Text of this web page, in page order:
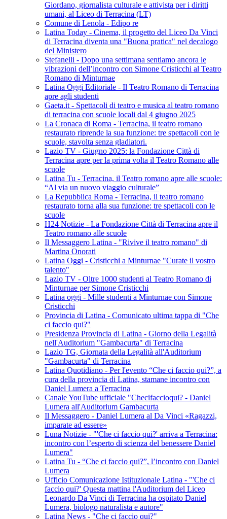
Giordano, giornalista culturale e attivista per i diritti
umani, al Liceo di Terracina (LT)
Comune di Lenola - Edipo re
Latina Today - Cinema, il progetto del Liceo Da Vinci
di Terracina diventa una "Buona pratica" nel decalogo
del Ministero
Stefanelli - Dopo una settimana sentiamo ancora le
vibrazioni dell’incontro con Simone Cristicchi al Teatro
Romano di Minturnae
Latina Oggi Editoriale - Il Teatro Romano di Terracina
apre agli studenti
Gaeta.it - Spettacoli di teatro e musica al teatro romano
di terracina con scuole locali dal 4 giugno 2025
La Cronaca di Roma - Terracina, il teatro romano
restaurato riprende la sua funzione: tre spettacoli con le
scuole, stavolta senza gladiatori.
Lazio TV - Giugno 2025: la Fondazione Città di
Terracina apre per la prima volta il Teatro Romano alle
scuole
Latina Tu - Terracina, il Teatro romano apre alle scuole:
“Al via un nuovo viaggio culturale”
La Repubblica Roma - Terracina, il teatro romano
restaurato torna alla sua funzione: tre spettacoli con le
scuole
H24 Notizie - La Fondazione Città di Terracina apre il
Teatro romano alle scuole
Il Messaggero Latina - "Rivive il teatro romano" di
Martina Onorati
Latina Oggi - Cristicchi a Minturnae "Curate il vostro
talento"
Lazio TV - Oltre 1000 studenti al Teatro Romano di
Minturnae per Simone Cristicchi
Latina oggi - Mille studenti a Minturnae con Simone
Cristicchi
Provincia di Latina - Comunicato ultima tappa di "Che
ci faccio qui?"
Presidenza Provincia di Latina - Giorno della Legalità
nell'Auditorium "Gambacurta" di Terracina
Lazio TG, Giornata della Legalità all'Auditorium
"Gambacurta" di Terracina
Latina Quotidiano - Per l'evento “Che ci faccio qui?”, a
cura della provincia di Latina, stamane incontro con
Daniel Lumera a Terracina
Canale YouTube ufficiale "Checifaccioqui? - Daniel
Lumera all'Auditorium Gambacurta
Il Messaggero - Daniel Lumera al Da Vinci «Ragazzi,
imparate ad essere»
Luna Notizie - "'Che ci faccio qui?' arriva a Terracina:
incontro con l’esperto di scienza del benessere Daniel
Lumera"
Latina Tu - “Che ci faccio qui?”, l’incontro con Daniel
Lumera
Ufficio Comunicazione Istituzionale Latina - "'Che ci
faccio qui?' Questa mattina l'Auditorium del Liceo
Leonardo Da Vinci di Terracina ha ospitato Daniel
Lumera, biologo naturalista e autore"
Latina News - "Che ci faccio qui?"